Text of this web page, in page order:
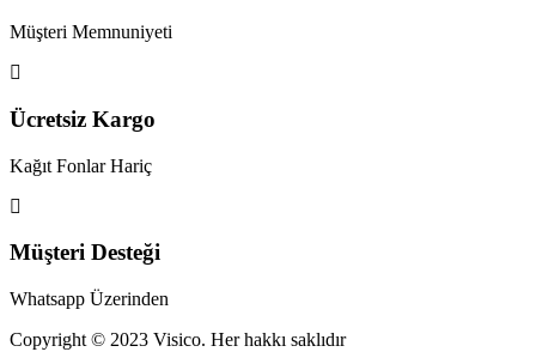
Müşteri Memnuniyeti
Ücretsiz Kargo
Kağıt Fonlar Hariç
Müşteri Desteği
Whatsapp Üzerinden
Copyright © 2023 Visico. Her hakkı saklıdır